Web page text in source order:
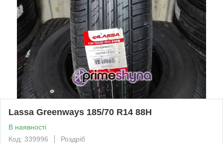
Lassa Greenways 185/70 R14 88H
В наявності
Код: 339996
Роздріб